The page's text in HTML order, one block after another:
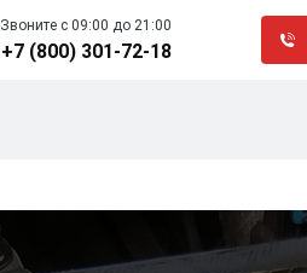
Звоните c 09:00 до 21:00
+7 (800) 301-72-18